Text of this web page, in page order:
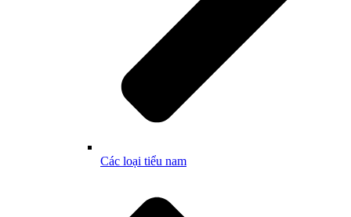
Các loại tiểu nam